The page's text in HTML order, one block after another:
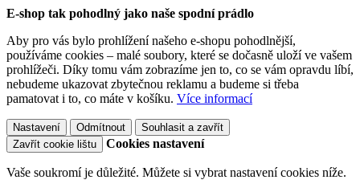
E-shop tak pohodlný jako naše spodní prádlo
Aby pro vás bylo prohlížení našeho e-shopu pohodlnější,
používáme cookies – malé soubory, které se dočasně uloží ve vašem
prohlížeči. Díky tomu vám zobrazíme jen to, co se vám opravdu líbí,
nebudeme ukazovat zbytečnou reklamu a budeme si třeba
pamatovat i to, co máte v košíku. Více informací
Nastavení Odmítnout
Souhlasit a zavřít
Zavřít cookie lištu
Cookies nastavení
Vaše soukromí je důležité. Můžete si vybrat nastavení cookies níže.